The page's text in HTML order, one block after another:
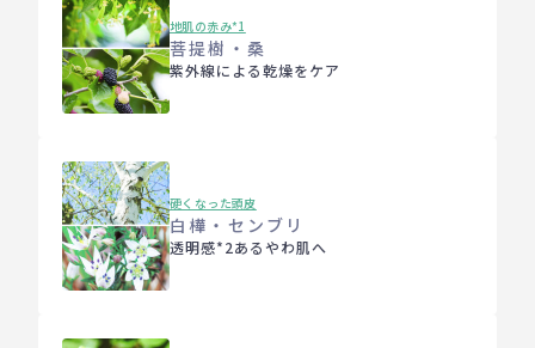
地肌の赤み*1
菩提樹・桑
紫外線による乾燥をケア
硬くなった頭皮
白樺・センブリ
透明感*2あるやわ肌へ